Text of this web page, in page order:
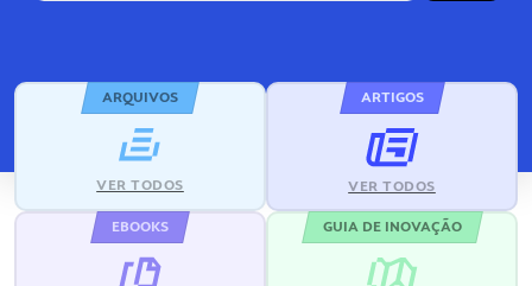
ARQUIVOS
VER TODOS
ARTIGOS
VER TODOS
EBOOKS GUIA DE INOVAÇÃO